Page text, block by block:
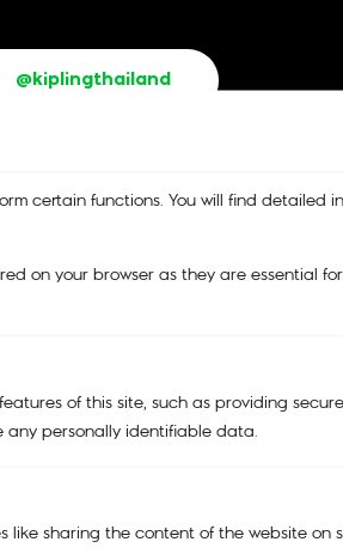
certain functions. You will find detailed
on your browser as they are essential
of this site, such as providing
any personally identifiable data.
like sharing the content of the website on
@kiplingthailand
รับประกันสินค้า
คูปอง